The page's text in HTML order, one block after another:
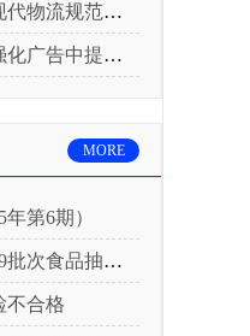
设指导意见的通知
语监管工作的通知
MORE
第6期）
合格情况的通报
不合格